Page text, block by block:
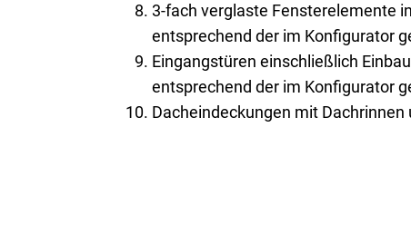
3-fach verglaste Fensterelemente
entsprechend der im Konfigurator
Eingangstüren einschließlich
entsprechend der im Konfigurator
Dacheindeckungen mit Dachrinnen